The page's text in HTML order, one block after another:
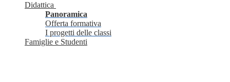
Didattica
Panoramica
Offerta formativa
I progetti delle classi
Famiglie e Studenti